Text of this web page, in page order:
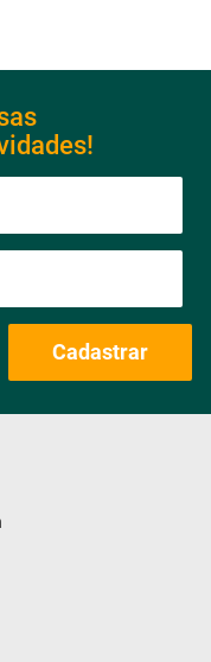
Cadastrar